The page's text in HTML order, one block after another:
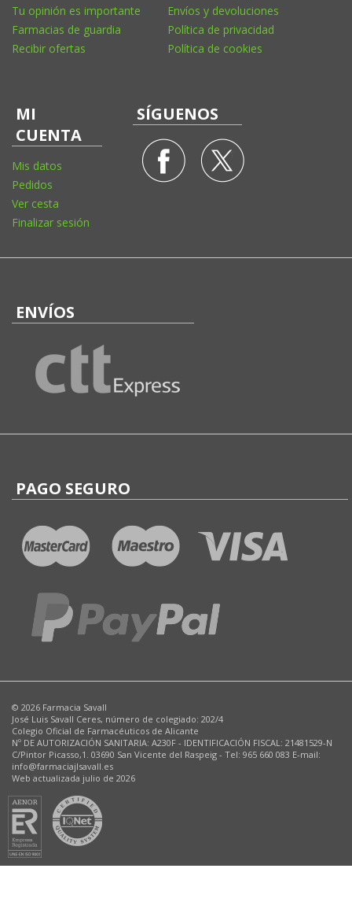
Tu opinión es importante
Farmacias de guardia
Recibir ofertas
Envíos y devoluciones
Política de privacidad
Política de cookies
MI
CUENTA
Mis datos
Pedidos
Ver cesta
Finalizar sesión
SÍGUENOS
ENVÍOS
PAGO SEGURO
© 2026 Farmacia Savall
José Luis Savall Ceres, número de colegiado: 202/4
Colegio Oficial de Farmacéuticos de Alicante
Nº DE AUTORIZACIÓN SANITARIA: A230F - IDENTIFICACIÓN FISCAL: 21481529-N
C/Pintor Picasso,1. 03690 San Vicente del Raspeig - Tel: 965 660 083 E-mail:
info@farmaciajlsavall.es
Web actualizada julio de 2026